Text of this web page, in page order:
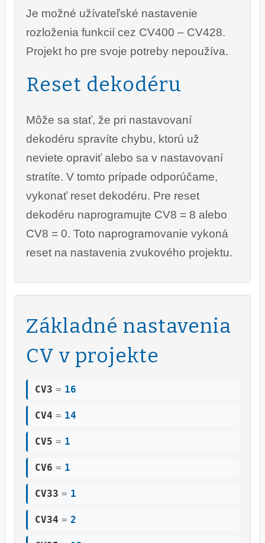
Je možné užívateľské nastavenie
rozloženia funkcií cez CV400 – CV428.
Projekt ho pre svoje potreby nepoužíva.
Reset dekodéru
Môže sa stať, že pri nastavovaní
dekodéru spravíte chybu, ktorú už
neviete opraviť alebo sa v nastavovaní
stratíte. V tomto prípade odporúčame,
vykonať reset dekodéru. Pre reset
dekodéru naprogramujte CV8 = 8 alebo
CV8 = 0. Toto naprogramovanie vykoná
reset na nastavenia zvukového projektu.
Základné nastavenia
CV v projekte
CV3 = 16
CV4 = 14
CV5 = 1
CV6 = 1
CV33 = 1
CV34 = 2